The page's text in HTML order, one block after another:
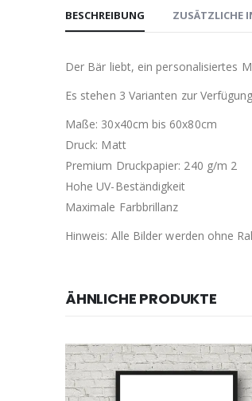
BESCHREIBUNG ZUSÄTZLICHE
Der Bär liebt, ein personalisiertes
Es stehen 3 Varianten zur
Maße: 30x40cm bis 60x80cm
Druck: Matt
Premium Druckpapier: 240 g/m 2
Hohe UV-Beständigkeit
Maximale Farbbrillanz
Hinweis: Alle Bilder werden ohne
ÄHNLICHE PRODUKTE